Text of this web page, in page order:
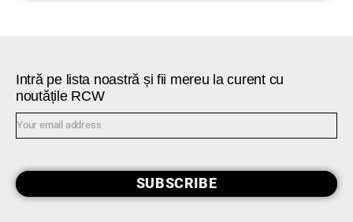
Intră pe lista noastră și fii mereu la curent cu
noutățile RCW
SUBSCRIBE